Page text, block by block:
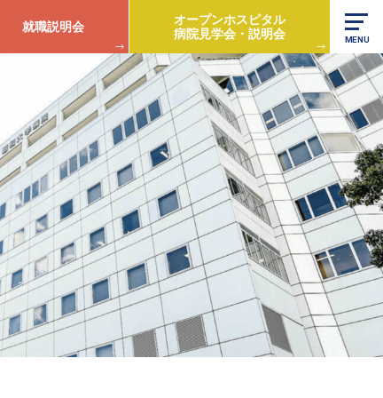
就職説明会
オープンホスピタル
病院見学会・説明会
MENU